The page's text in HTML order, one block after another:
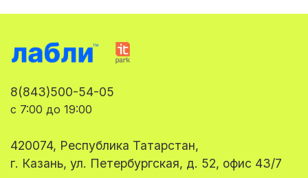
8(843)500-54-05
с 7:00 до 19:00
420074, Республика Татарстан,
г. Казань, ул. Петербургская, д. 52, офис 43/7